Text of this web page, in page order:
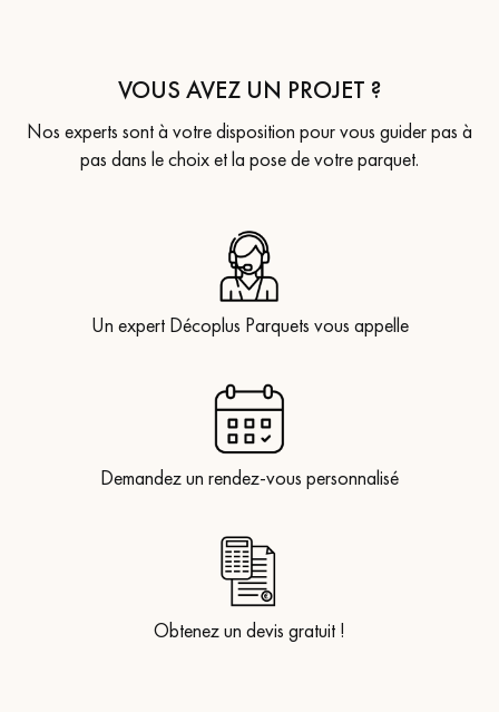
VOUS AVEZ UN PROJET ?
Nos experts sont à votre disposition pour vous guider pas à
pas dans le choix et la pose de votre parquet.
Un expert Décoplus Parquets vous appelle
Demandez un rendez-vous personnalisé
Obtenez un devis gratuit !